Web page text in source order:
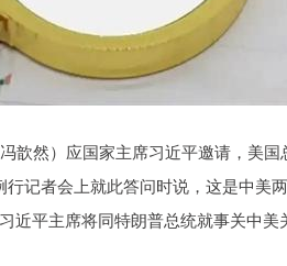
歆然）应国家主席习近平邀请，美
记者会上就此答问时说，这是中美
近平主席将同特朗普总统就事关中